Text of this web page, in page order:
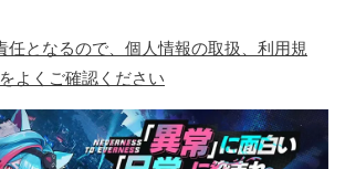
任となるので、個人情報の取扱、利用規
よくご確認ください